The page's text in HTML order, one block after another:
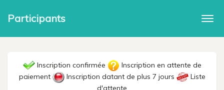
Participants
Inscription confirmée
Inscription en attente de
paiement
Inscription datant de plus 7 jours
Liste
d'attente